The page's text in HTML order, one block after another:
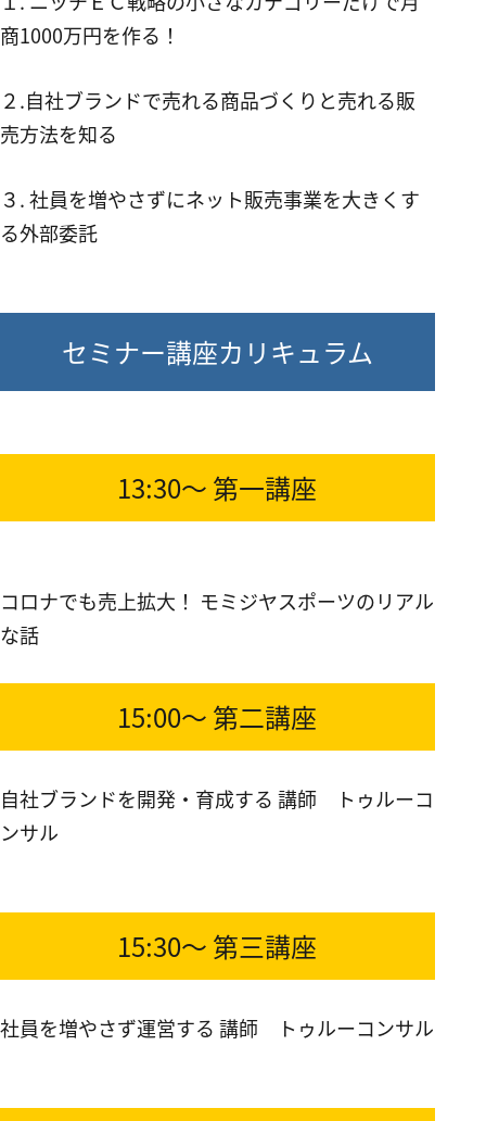
商1000万円を作る！
２.自社ブランドで売れる商品づくりと売れる販
売方法を知る
３. 社員を増やさずにネット販売事業を大きくす
る外部委託
セミナー講座カリキュラム
13:30～ 第一講座
コロナでも売上拡大！ モミジヤスポーツのリアル
な話
15:00～ 第二講座
自社ブランドを開発・育成する 講師 トゥルーコ
ンサル
15:30～ 第三講座
社員を増やさず運営する 講師 トゥルーコンサル